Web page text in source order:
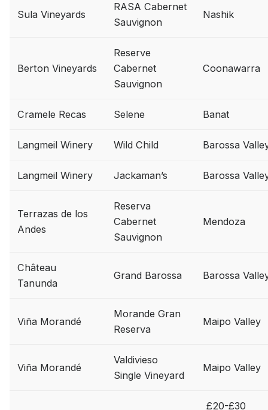
Sula Vineyards
RASA Cabernet
Sauvignon
Nashik
Berton Vineyards
Reserve
Cabernet
Sauvignon
Coonawarra
Cramele Recas Selene Banat
Langmeil Winery Wild Child Barossa
Langmeil Winery Jackaman’s Barossa
Terrazas de los
Andes
Reserva
Cabernet
Sauvignon
Mendoza
Château
Tanunda
Grand Barossa Barossa
Viña Morandé
Morande Gran
Reserva
Maipo Valley
Viña Morandé
Valdivieso
Single Vineyard
Maipo Valley
£20-£30